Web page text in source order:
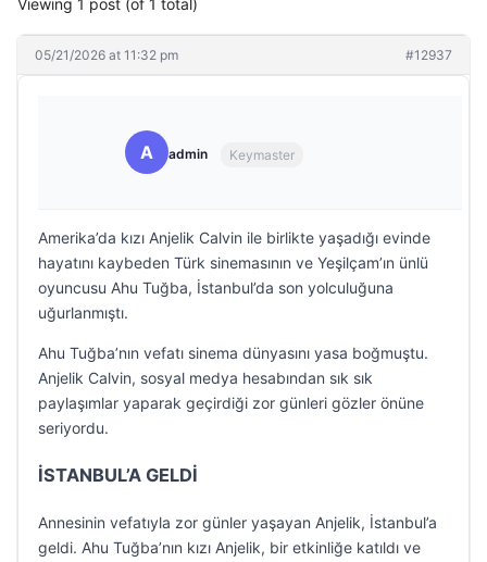
Viewing 1 post (of 1 total)
05/21/2026 at 11:32 pm #12937
A admin Keymaster
Amerika’da kızı Anjelik Calvin ile birlikte yaşadığı evinde
hayatını kaybeden Türk sinemasının ve Yeşilçam’ın ünlü
oyuncusu Ahu Tuğba, İstanbul’da son yolculuğuna
uğurlanmıştı.
Ahu Tuğba’nın vefatı sinema dünyasını yasa boğmuştu.
Anjelik Calvin, sosyal medya hesabından sık sık
paylaşımlar yaparak geçirdiği zor günleri gözler önüne
seriyordu.
İSTANBUL’A GELDİ
Annesinin vefatıyla zor günler yaşayan Anjelik, İstanbul’a
geldi. Ahu Tuğba’nın kızı Anjelik, bir etkinliğe katıldı ve